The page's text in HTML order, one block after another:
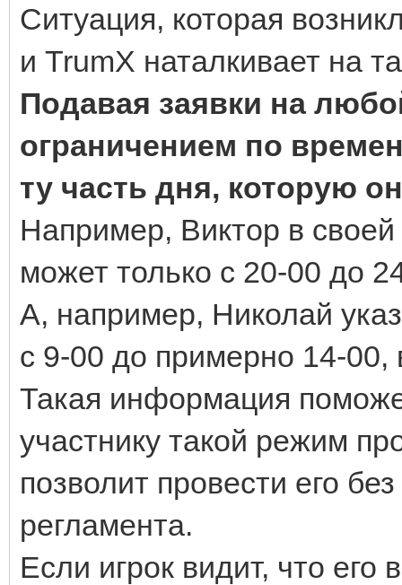
Ситуация, которая
и TrumX наталкивает на
Подавая заявки на
ограничением по
ту часть дня, которую
Например, Виктор в своей
может только с 20-00 до
А, например, Николай
с 9-00 до примерно 14-
Такая информация
участнику такой режим
позволит провести его
регламента.
Если игрок видит, что